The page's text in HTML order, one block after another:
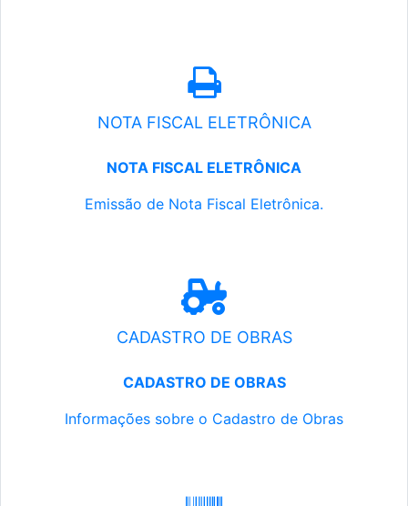
NOTA FISCAL ELETRÔNICA
NOTA FISCAL ELETRÔNICA
Emissão de Nota Fiscal Eletrônica.
CADASTRO DE OBRAS
CADASTRO DE OBRAS
Informações sobre o Cadastro de Obras